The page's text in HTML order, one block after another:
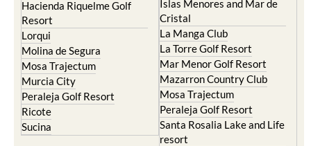
Hacienda Riquelme Golf
Resort
Lorqui
Molina de Segura
Mosa Trajectum
Murcia City
Peraleja Golf Resort
Ricote
Sucina
Islas Menores and Mar de
Cristal
La Manga Club
La Torre Golf Resort
Mar Menor Golf Resort
Mazarron Country Club
Mosa Trajectum
Peraleja Golf Resort
Santa Rosalia Lake and Life
resort